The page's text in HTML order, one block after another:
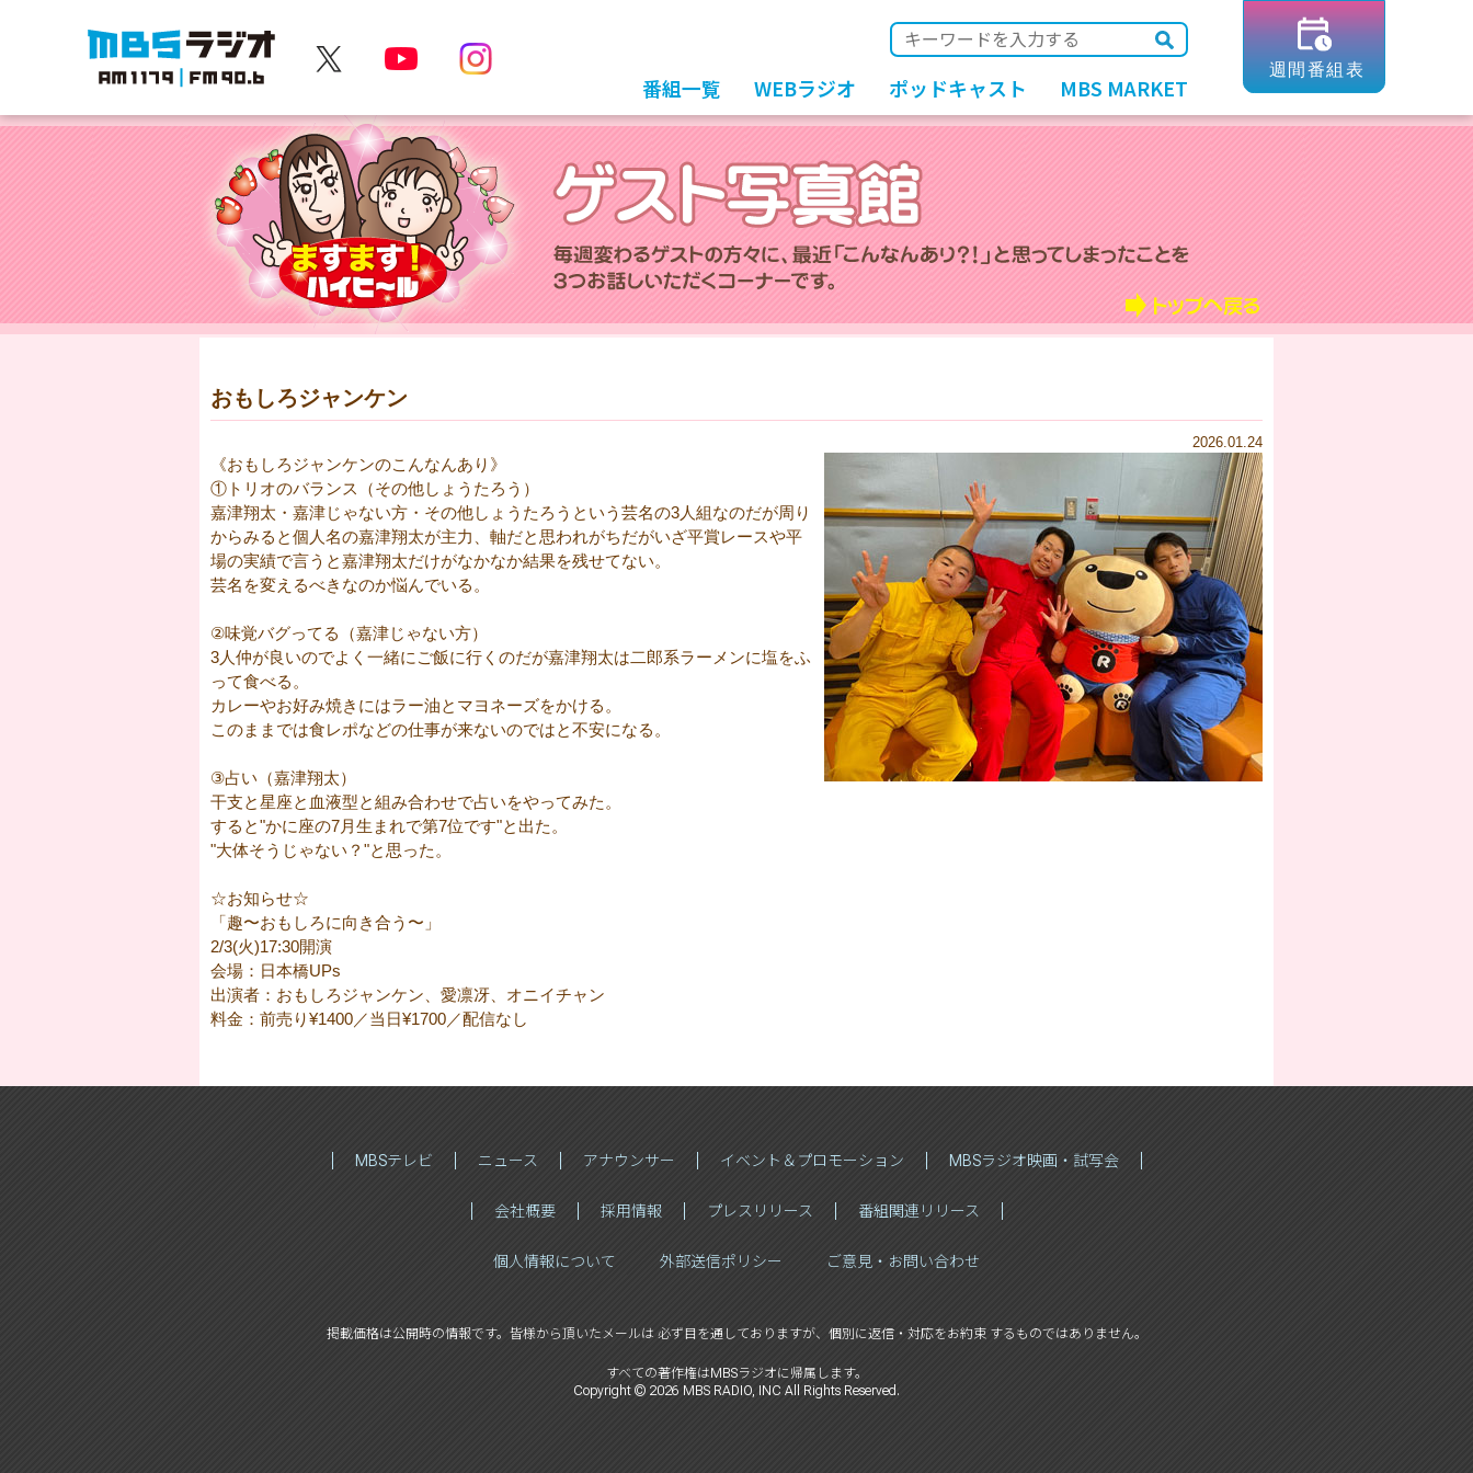
MBSラジオ 1179|FM90.6 番組一覧 WEBラジオ ポッドキャスト MBS MARKET
おもしろジャンケン
2026.01.24
《おもしろジャンケンのこんなんあり》
①トリオのバランス（その他しょうたろう）
嘉津翔太・嘉津じゃない方・その他しょうたろうという芸名の3人組なのだが周り
からみると個人名の嘉津翔太が主力、軸だと思われがちだがいざ平賞レースや平
場の実績で言うと嘉津翔太だけがなかなか結果を残せてない。
芸名を変えるべきなのか悩んでいる。
②味覚バグってる（嘉津じゃない方）
3人仲が良いのでよく一緒にご飯に行くのだが嘉津翔太は二郎系ラーメンに塩をふ
って食べる。
カレーやお好み焼きにはラー油とマヨネーズをかける。
このままでは食レポなどの仕事が来ないのではと不安になる。
③占い（嘉津翔太）
干支と星座と血液型と組み合わせで占いをやってみた。
すると"かに座の7月生まれで第7位です"と出た。
"大体そうじゃない？"と思った。
☆お知らせ☆
「趣〜おもしろに向き合う〜」
2/3(火)17:30開演
会場：日本橋UPs
出演者：おもしろジャンケン、愛凛冴、オニイチャン
料金：前売り¥1400／当日¥1700／配信なし
MBSテレビ ニュース アナウンサー イベント＆プロモーション MBSラジオ映画・試写会
会社概要 採用情報 プレスリリース 番組関連リリース
個人情報について 外部送信ポリシー ご意見・お問い合わせ
掲載価格は公開時の情報です。 皆様から頂いたメールは 必ず目を通しておりますが、 個別に返信・対応をお約束 するものではありません。
すべての著作権はMBSラジオに帰属します。
Copyright © 2026 MBS RADIO, INC All Rights Reserved.